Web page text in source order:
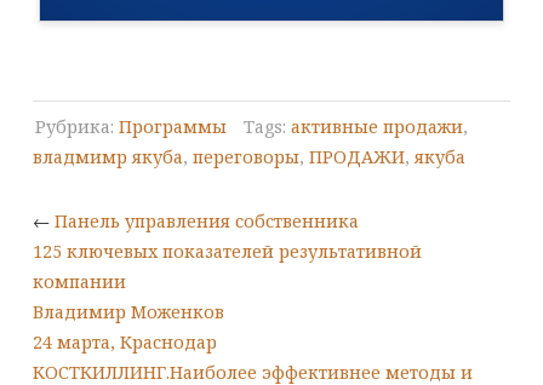
Рубрика: Программы Tags: активные продажи,
владмимр якуба, переговоры, ПРОДАЖИ,якуба
← Панель управления собственника
125 ключевых показателей результативной
компании
Владимир Моженков
24 марта, Краснодар
КОСТКИЛЛИНГ.Наиболее эффективнее методы и